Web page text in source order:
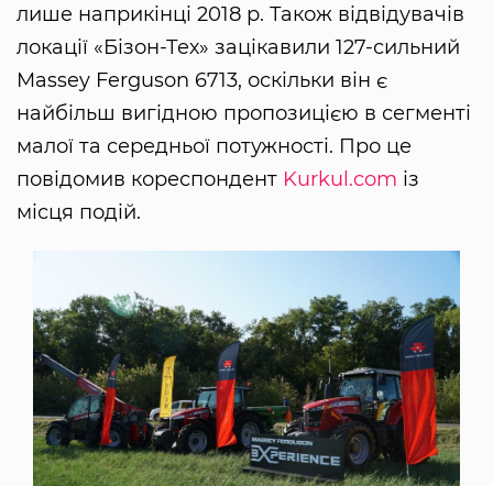
лише наприкінці 2018 р. Також відвідувачів
локації «Бізон-Тех» зацікавили 127-сильний
Massey Ferguson 6713, оскільки він є
найбільш вигідною пропозицією в сегменті
малої та середньої потужності. Про це
повідомив кореспондент Kurkul.com із
місця подій.